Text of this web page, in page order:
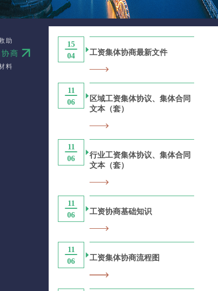
助
商
料
15
04
工资集体协商最新文件
11
06
区域工资集体协议、集体合同
文本（套）
11
06
行业工资集体协议、集体合同
文本（套）
11
06
工资协商基础知识
11
06
工资集体协商流程图